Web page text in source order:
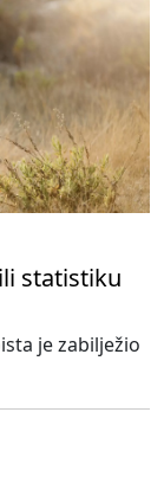
statistiku
je zabilježio